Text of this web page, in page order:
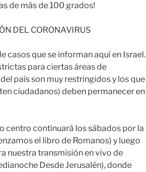
de másde 100 grados!
DEL CORONAVIRUS
casos que se informan aquí en Israel.
para ciertas áreas de
país son muy restringidos y los que
ciudadanos) deben permanecer en
centro continuará los sábados por la
el libro de Romanos) y luego
nuestra transmisión en vivo de
Desde Jerusalén), donde